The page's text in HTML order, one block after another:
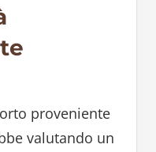
proveniente
valutando un